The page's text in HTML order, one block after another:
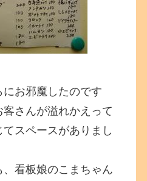
お邪魔したのです
さんが溢れかえって
スペースがありまし
、看板娘のこまちゃん